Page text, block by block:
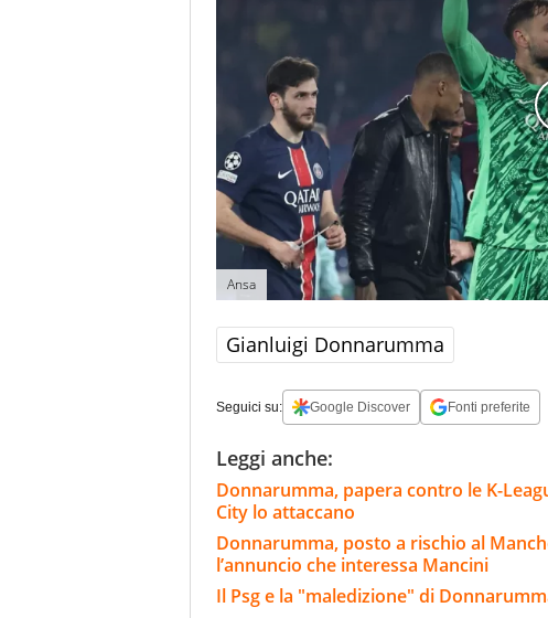
Ansa
Gianluigi Donnarumma
Seguici su: Google Discover Fonti preferite
Leggi anche:
Donnarumma, papera contro le K-
City lo attaccano
Donnarumma, posto a rischio al
l’annuncio che interessa Mancini
Il Psg e la "maledizione" di